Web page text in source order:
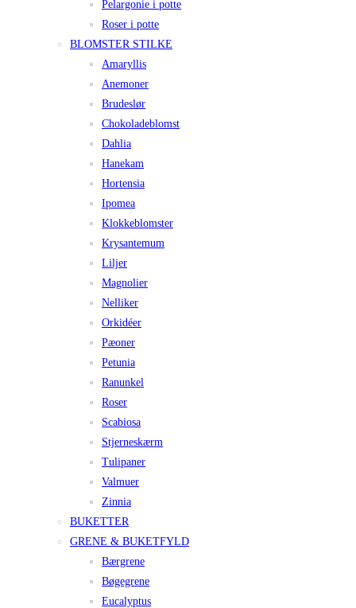
Pelargonie i potte
Roser i potte
BLOMSTER STILKE
Amaryllis
Anemoner
Brudeslør
Chokoladeblomst
Dahlia
Hanekam
Hortensia
Ipomea
Klokkeblomster
Krysantemum
Liljer
Magnolier
Nelliker
Orkidéer
Pæoner
Petunia
Ranunkel
Roser
Scabiosa
Stjerneskærm
Tulipaner
Valmuer
Zinnia
BUKETTER
GRENE & BUKETFYLD
Bærgrene
Bøgegrene
Eucalyptus